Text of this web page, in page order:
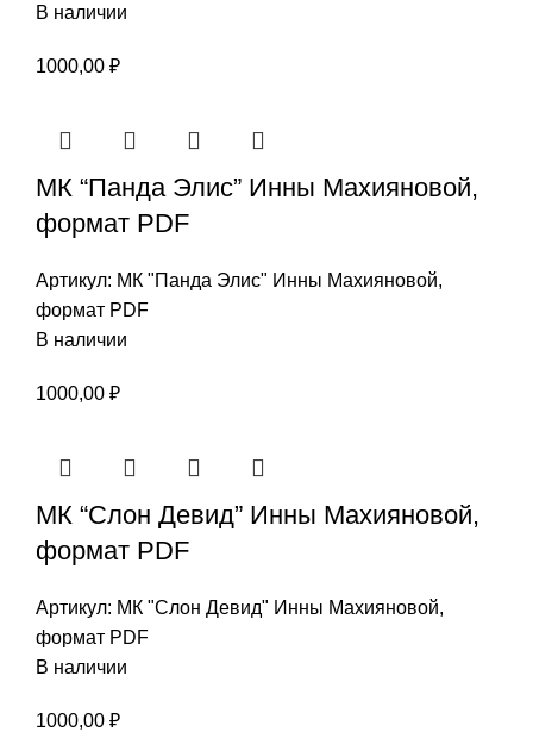
В наличии
1000,00 ₽
МК “Панда Элис” Инны Махияновой,
формат PDF
Артикул: МК "Панда Элис" Инны Махияновой,
формат PDF
В наличии
1000,00 ₽
МК “Слон Девид” Инны Махияновой,
формат PDF
Артикул: МК "Слон Девид" Инны Махияновой,
формат PDF
В наличии
1000,00 ₽